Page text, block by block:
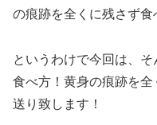
の痕跡を全くに残さず食
というわけで今回は、
食べ方！黄身の痕跡を
送り致します！